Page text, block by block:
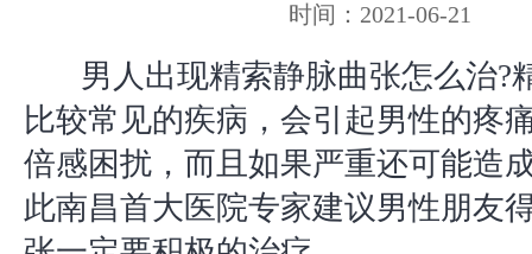
时间：2021-06-21
男人出现精索静脉曲张怎么治?
比较常见的疾病，会引起男性的疼
倍感困扰，而且如果严重还可能造
此南昌首大医院专家建议男性朋友